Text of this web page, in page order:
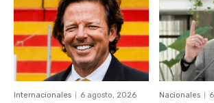
Internacionales 6 agosto, 2026 Nacionales